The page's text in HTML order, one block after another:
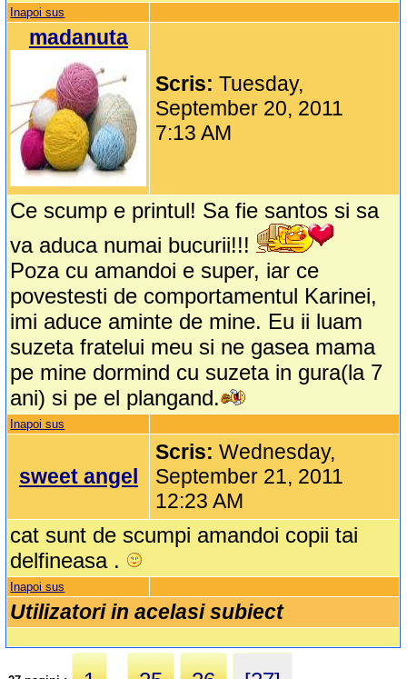
Inapoi sus
madanuta
Scris:Tuesday,
September 20, 2011
7:13 AM
Ce scump e printul! Sa fie santos si sa
va aduca numai bucurii!!!
Poza cu amandoi e super, iar ce
povestesti de comportamentul Karinei,
imi aduce aminte de mine. Eu ii luam
suzeta fratelui meu si ne gasea mama
pe mine dormind cu suzeta in gura(la 7
ani) si pe el plangand.
Inapoi sus
sweet angel
Scris:Wednesday,
September 21, 2011
12:23 AM
cat sunt de scumpi amandoi copii tai
delfineasa .
Inapoi sus
Utilizatori in acelasi subiect